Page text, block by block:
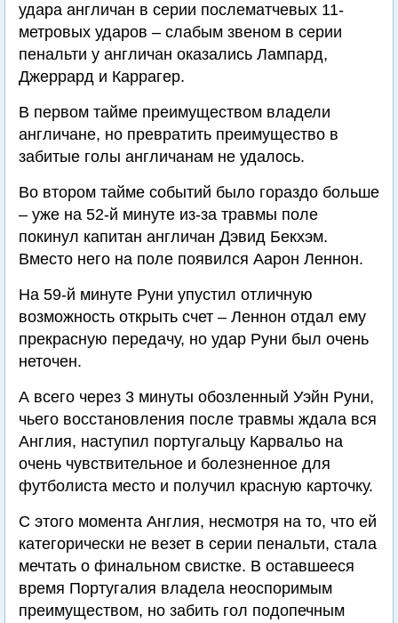
удара англичан в серии послематчевых 11-
метровых ударов – слабым звеном в серии
пенальти у англичан оказались Лампард,
Джеррард и Каррагер.
В первом тайме преимуществом владели
англичане, но превратить преимущество в
забитые голы англичанам не удалось.
Во втором тайме событий было гораздо больше
– уже на 52-й минуте из-за травмы поле
покинул капитан англичан Дэвид Бекхэм.
Bместо него на поле появился Аарон Леннон.
На 59-й минуте Руни упустил отличную
возможность открыть счет – Леннон отдал ему
прекрасную передачу, но удар Руни был очень
неточен.
А всего через 3 минуты обозленный Уэйн Руни,
чьего восстановления после травмы ждала вся
Англия, наступил португальцу Карвальо на
очень чувствительное и болезненное для
футболиста место и получил красную карточку.
С этого момента Англия, несмотря на то, что ей
категорически не везет в серии пенальти, стала
мечтать о финальном свистке. В оставшееся
время Португалия владела неоспоримым
преимуществом, но забить гол подопечным